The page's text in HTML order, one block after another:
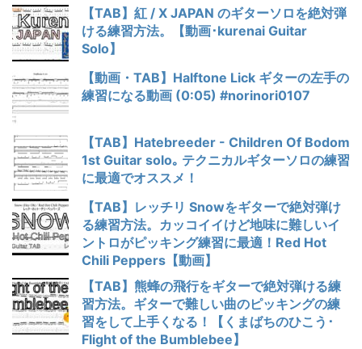
【TAB】紅 / X JAPAN のギターソロを絶対弾
ける練習方法。【動画･kurenai Guitar
Solo】
【動画・TAB】Halftone Lick ギターの左手の
練習になる動画 (0:05) #norinori0107
【TAB】Hatebreeder - Children Of Bodom
1st Guitar solo｡ テクニカルギターソロの練習
に最適でオススメ！
【TAB】レッチリ Snowをギターで絶対弾け
る練習方法。カッコイイけど地味に難しいイ
ントロがピッキング練習に最適！Red Hot
Chili Peppers【動画】
【TAB】熊蜂の飛行をギターで絶対弾ける練
習方法。ギターで難しい曲のピッキングの練
習をして上手くなる！【くまばちのひこう･
Flight of the Bumblebee】